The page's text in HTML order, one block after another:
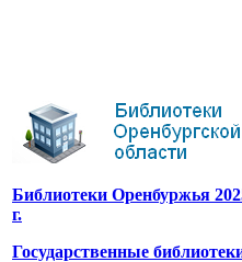
Библиотеки Оренбуржья
г.
Государственные